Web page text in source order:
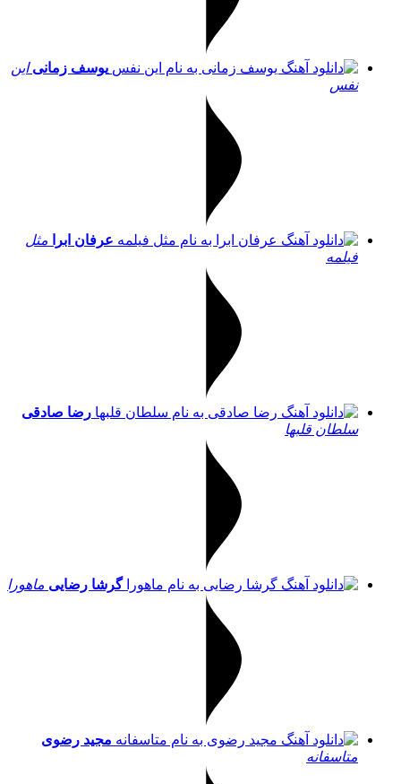
یوسف زمانی این
نفس
عرفان ابرا
مثل
فیلمه
رضا صادقی
سلطان قلبها
گرشا رضایی ماهورا
مجید رضوی
متاسفانه